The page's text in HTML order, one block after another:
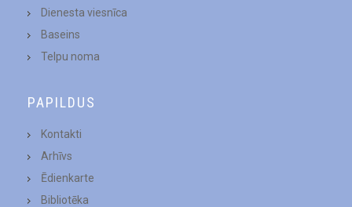
Dienesta viesnīca
Baseins
Telpu noma
PAPILDUS
Kontakti
Arhīvs
Ēdienkarte
Bibliotēka